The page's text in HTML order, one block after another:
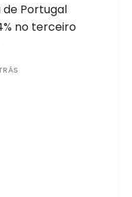
de Portugal
no terceiro